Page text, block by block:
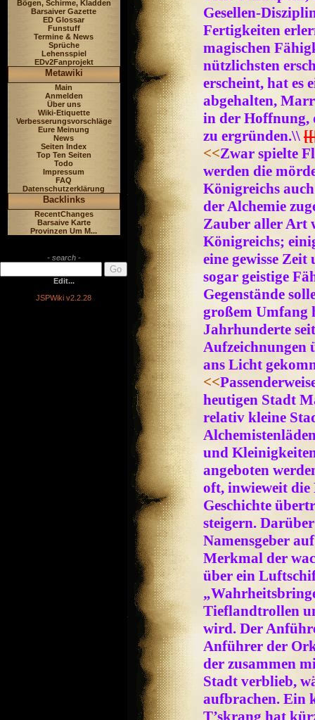
Bögen, Schirme, Kladden
Barsaiver Gazette
ED Glossar
Funstuff
Termine & News
Sprüche
Lehensspiel
EDv2Fanprojekt
Metawiki
Main
Anmelden
Über uns
Wiki-Etiquette
Verbesserungsvorschläge
Eure Meinung
News
Seiten Index
Top Ten Seiten
Todo
Impressum
FAQ
Datenschutzerklärung
Backlinks
RecentChanges
Barsaive Karte
Provinzen Um M...
- search -
Edit...
JSPWiki v2.2.28
Gesellen-
Fertigkeiten
magischen
nützlichsten
erscheint, hat es
abgehalten,
in der Hoffnung,
zu ergründen.\\
<<Zwar spielte
werden die
Königreichs
der Alchemie
Zauber aller Art
Königreichs;
eine gewisse
sogar geistige
Gegenstände
großem Umfang
Jahrhunderte
Aufzeichnungen
ans Licht
<<
heutigen Stadt
relativ kleine
und
angeboten
oft, inwieweit die
Geschichte
steigern.
Namensgeber
Merkmal der
über ein
Tieflandtrollen
wird. Der
Anführer der
der zusammen
Stadt verblieb,
aufbrachen. Ein
T’skrang hat